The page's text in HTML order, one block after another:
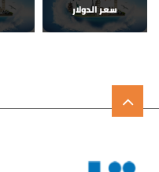
سعر الدولار